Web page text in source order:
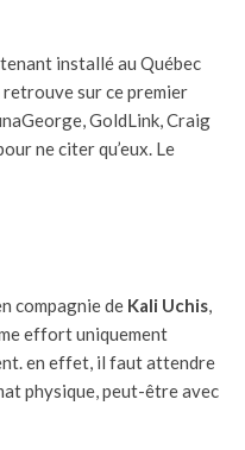
installé au Québec
sur ce premier
GoldLink, Craig
ne citer qu’eux. Le
compagnie de Kali Uchis,
effort uniquement
en effet, il faut attendre
physique, peut-être avec